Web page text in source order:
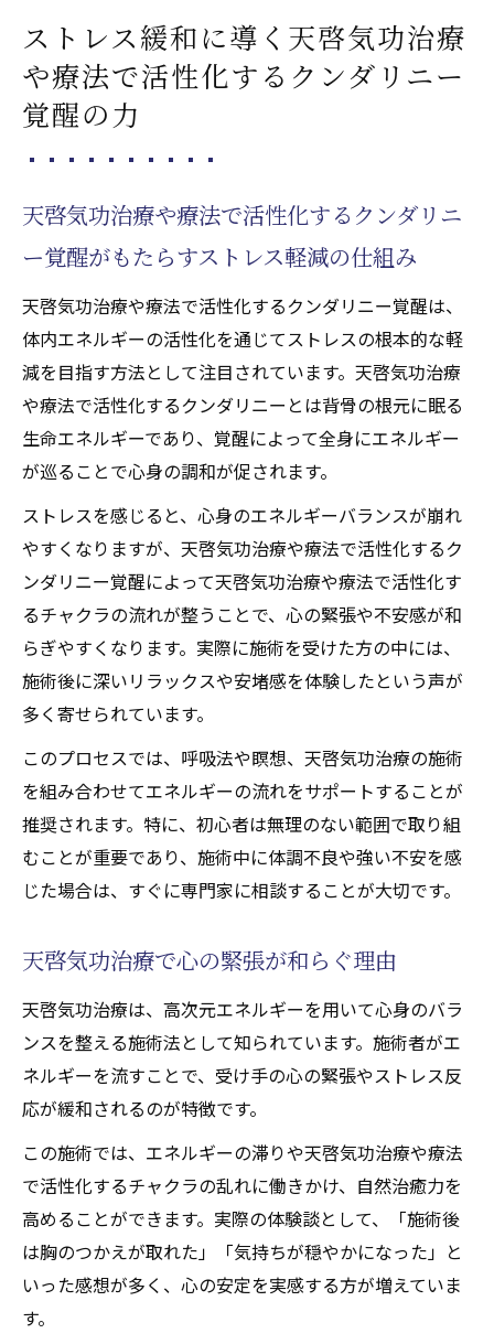
ストレス緩和に導く天啓気功治療
や療法で活性化するクンダリニー
覚醒の力
天啓気功治療や療法で活性化するクンダリニ
ー覚醒がもたらすストレス軽減の仕組み
天啓気功治療や療法で活性化するクンダリニー覚醒は、
体内エネルギーの活性化を通じてストレスの根本的な軽
減を目指す方法として注目されています。天啓気功治療
や療法で活性化するクンダリニーとは背骨の根元に眠る
生命エネルギーであり、覚醒によって全身にエネルギー
が巡ることで心身の調和が促されます。
ストレスを感じると、心身のエネルギーバランスが崩れ
やすくなりますが、天啓気功治療や療法で活性化するク
ンダリニー覚醒によって天啓気功治療や療法で活性化す
るチャクラの流れが整うことで、心の緊張や不安感が和
らぎやすくなります。実際に施術を受けた方の中には、
施術後に深いリラックスや安堵感を体験したという声が
多く寄せられています。
このプロセスでは、呼吸法や瞑想、天啓気功治療の施術
を組み合わせてエネルギーの流れをサポートすることが
推奨されます。特に、初心者は無理のない範囲で取り組
むことが重要であり、施術中に体調不良や強い不安を感
じた場合は、すぐに専門家に相談することが大切です。
天啓気功治療で心の緊張が和らぐ理由
天啓気功治療は、高次元エネルギーを用いて心身のバラ
ンスを整える施術法として知られています。施術者がエ
ネルギーを流すことで、受け手の心の緊張やストレス反
応が緩和されるのが特徴です。
この施術では、エネルギーの滞りや天啓気功治療や療法
で活性化するチャクラの乱れに働きかけ、自然治癒力を
高めることができます。実際の体験談として、「施術後
は胸のつかえが取れた」「気持ちが穏やかになった」と
いった感想が多く、心の安定を実感する方が増えていま
す。